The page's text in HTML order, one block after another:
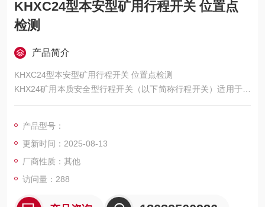
KHXC24型本安型矿用行程开关 位置点
检测
产品简介
KHXC24型本安型矿用行程开关 位置点检测
KHX24矿用本质安全型行程开关（以下简称行程开关）适用于煤
矿井下具有煤尘、危险环境中。作为煤矿井下机电设备自动控制
产品型号：
更新时间：2025-08-13
厂商性质：其他
访问量：288